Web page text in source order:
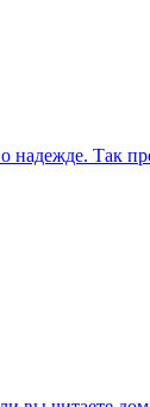
надежде. Так